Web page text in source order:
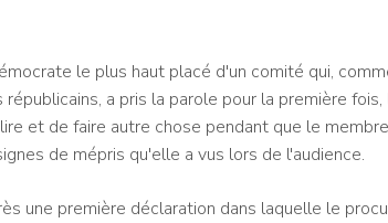
le plus haut placé d'un comité qui,
a pris la parole pour la première
et de faire autre chose pendant que le
de mépris qu'elle a vus lors de l'audience.
une première déclaration dans laquelle le